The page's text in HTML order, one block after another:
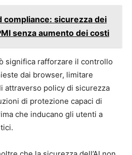
compliance: sicurezza dei
senza aumento dei costi
significa rafforzare il controllo
dai browser, limitare
attraverso policy di sicurezza
di protezione capaci di
che inducano gli utenti a